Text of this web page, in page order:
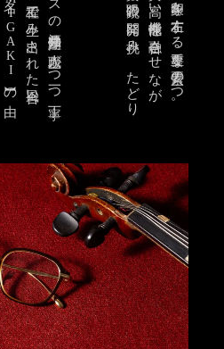
【MIGAKI】
の
由